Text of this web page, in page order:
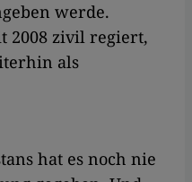
werde.
2008 zivil regiert,
als
hat es noch nie